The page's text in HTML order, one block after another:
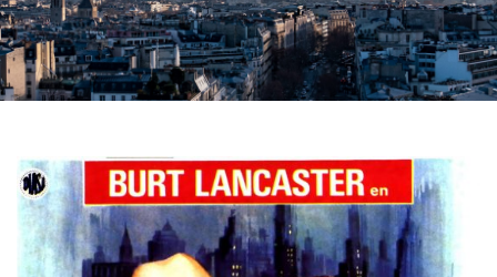
Fantasy
Horror
Kostuumdrama
Misdaad
Musical